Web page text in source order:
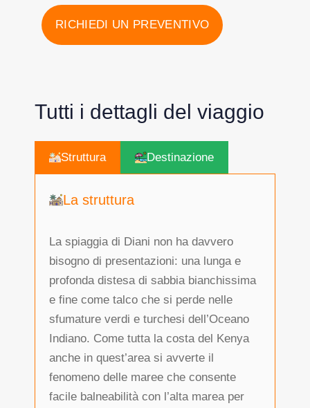
RICHIEDI UN PREVENTIVO
Tutti i dettagli del viaggio
Struttura Destinazione
La struttura
La spiaggia di Diani non ha davvero
bisogno di presentazioni: una lunga e
profonda distesa di sabbia bianchissima
e fine come talco che si perde nelle
sfumature verdi e turchesi dell’Oceano
Indiano. Come tutta la costa del Kenya
anche in quest’area si avverte il
fenomeno delle maree che consente
facile balneabilità con l’alta marea per